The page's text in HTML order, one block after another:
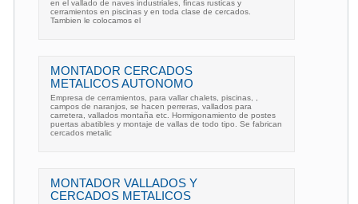
en el vallado de naves industriales, fincas rusticas y
cerramientos en piscinas y en toda clase de cercados.
Tambien le colocamos el
MONTADOR CERCADOS
METALICOS AUTONOMO
Empresa de cerramientos, para vallar chalets, piscinas, ,
campos de naranjos, se hacen perreras, vallados para
carretera, vallados montaña etc. Hormigonamiento de postes
puertas abatibles y montaje de vallas de todo tipo. Se fabrican
cercados metalic
MONTADOR VALLADOS Y
CERCADOS METALICOS